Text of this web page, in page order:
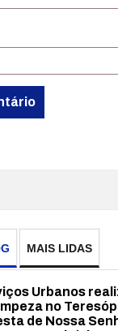
MAIS LIDAS
Urbanos
no
de Nossa